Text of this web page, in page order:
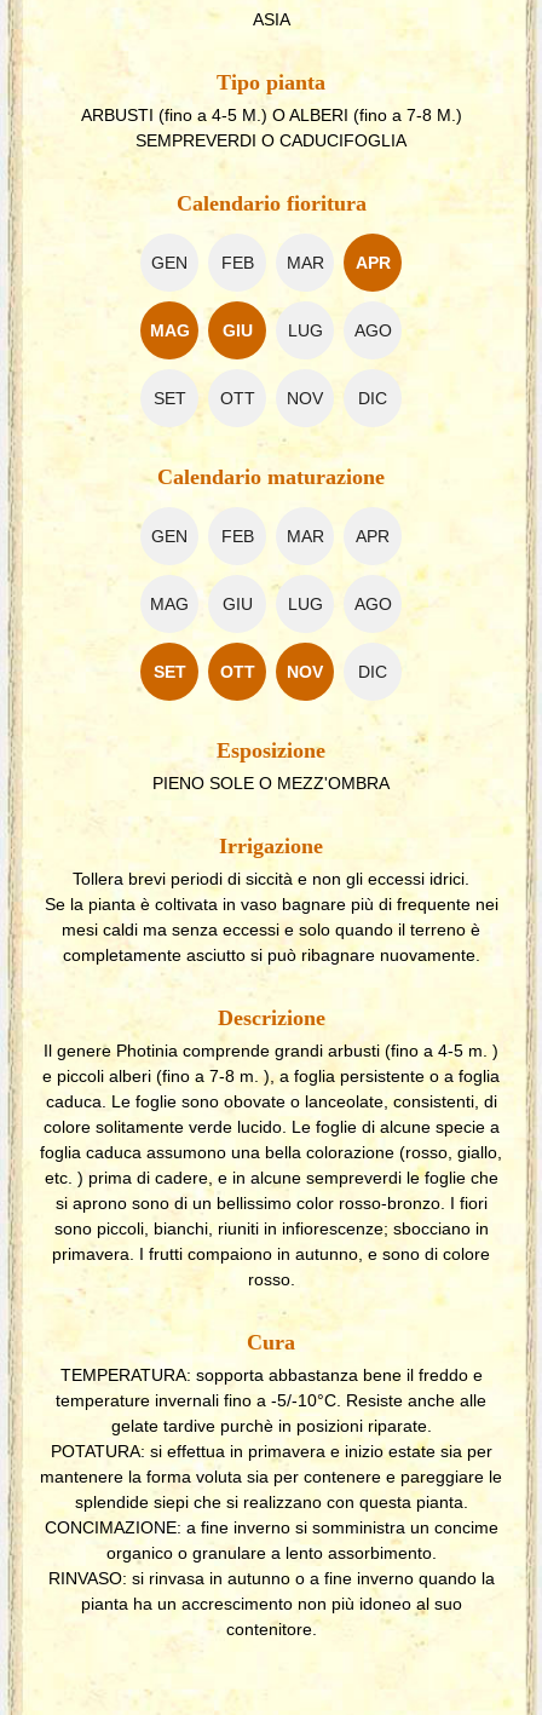
ASIA
Tipo pianta
ARBUSTI (fino a 4-5 M.) O ALBERI (fino a 7-8 M.)
SEMPREVERDI O CADUCIFOGLIA
Calendario fioritura
GEN FEB MAR APR
MAG GIU LUG AGO
SET OTT NOV DIC
Calendario maturazione
GEN FEB MAR APR
MAG GIU LUG AGO
SET OTT NOV DIC
Esposizione
PIENO SOLE O MEZZ'OMBRA
Irrigazione
Tollera brevi periodi di siccità e non gli eccessi idrici.
Se la pianta è coltivata in vaso bagnare più di frequente nei
mesi caldi ma senza eccessi e solo quando il terreno è
completamente asciutto si può ribagnare nuovamente.
Descrizione
Il genere Photinia comprende grandi arbusti (fino a 4-5 m. )
e piccoli alberi (fino a 7-8 m. ), a foglia persistente o a foglia
caduca. Le foglie sono obovate o lanceolate, consistenti, di
colore solitamente verde lucido. Le foglie di alcune specie a
foglia caduca assumono una bella colorazione (rosso, giallo,
etc. ) prima di cadere, e in alcune sempreverdi le foglie che
si aprono sono di un bellissimo color rosso-bronzo. I fiori
sono piccoli, bianchi, riuniti in infiorescenze; sbocciano in
primavera. I frutti compaiono in autunno, e sono di colore
rosso.
Cura
TEMPERATURA: sopporta abbastanza bene il freddo e
temperature invernali fino a -5/-10°C. Resiste anche alle
gelate tardive purchè in posizioni riparate.
POTATURA: si effettua in primavera e inizio estate sia per
mantenere la forma voluta sia per contenere e pareggiare le
splendide siepi che si realizzano con questa pianta.
CONCIMAZIONE: a fine inverno si somministra un concime
organico o granulare a lento assorbimento.
RINVASO: si rinvasa in autunno o a fine inverno quando la
pianta ha un accrescimento non più idoneo al suo
contenitore.